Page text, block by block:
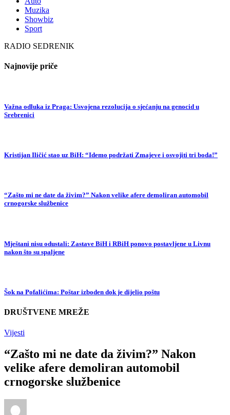
Muzika
Showbiz
Sport
RADIO SEDRENIK
Najnovije priče
Važna odluka iz Praga: Usvojena rezolucija o sjećanju na genocid u
Srebrenici
Kristijan Iličić stao uz BiH: “Idemo podržati Zmajeve i osvojiti tri boda!”
“Zašto mi ne date da živim?” Nakon velike afere demoliran automobil
crnogorske službenice
Mještani nisu odustali: Zastave BiH i RBiH ponovo postavljene u Livnu
nakon što su spaljene
Šok na Pofalićima: Poštar izboden dok je dijelio poštu
DRUŠTVENE MREŽE
Vijesti
“Zašto mi ne date da živim?” Nakon
velike afere demoliran automobil
crnogorske službenice